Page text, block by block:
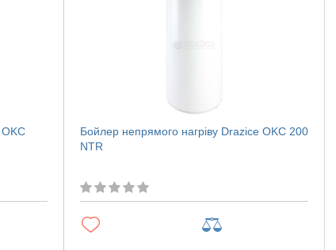
Бойлер непрямого нагріву Drazice OKC 200
NTR